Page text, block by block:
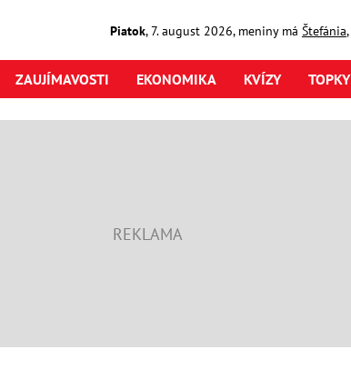
Piatok,7. august2026, meniny má Štefánia
ZAUJÍMAVOSTI EKONOMIKA KVÍZY